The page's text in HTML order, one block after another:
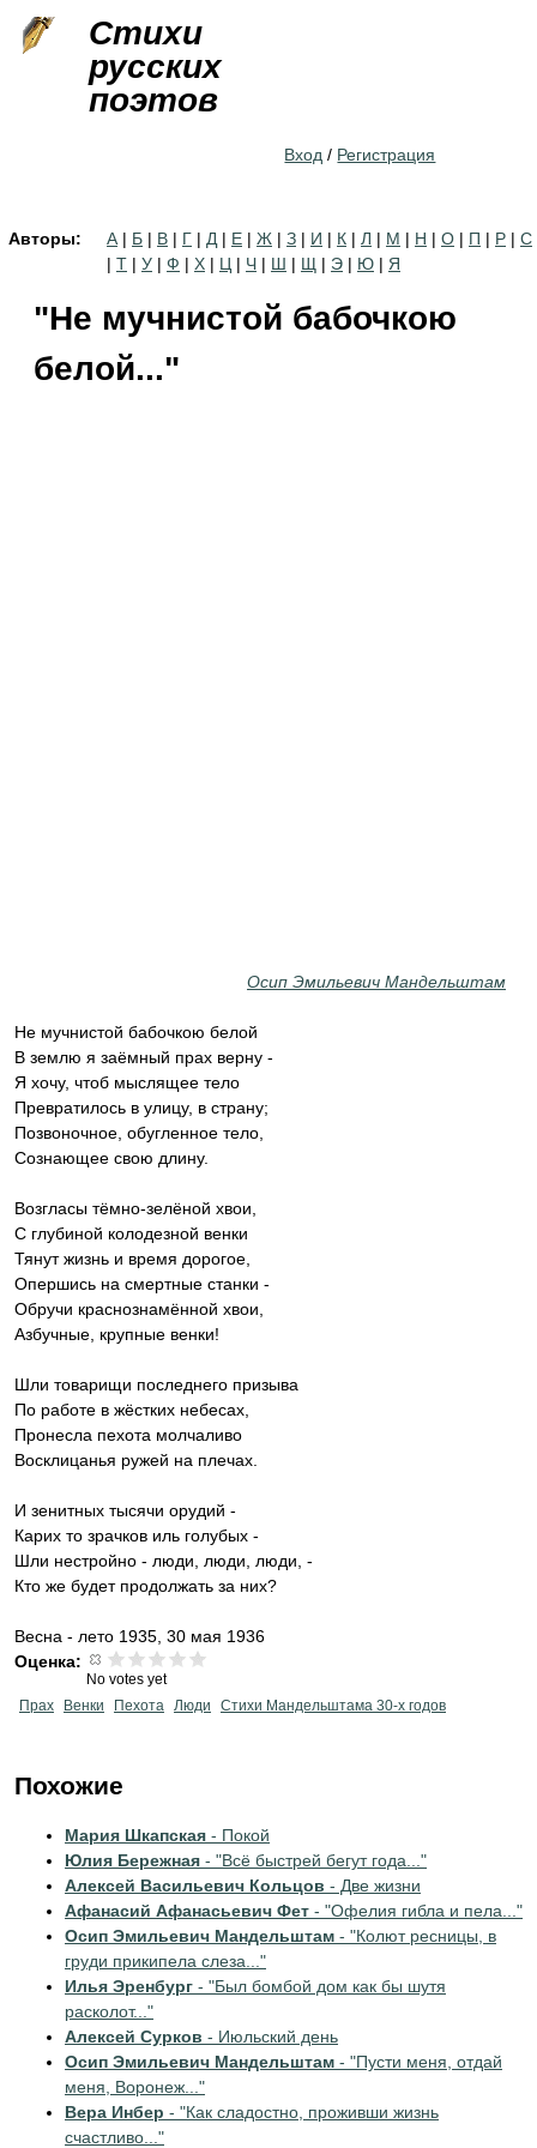
Стихи
русских
поэтов
Вход / Регистрация
Авторы: А | Б | В | Г | Д | Е | Ж | З | И | К | Л | М | Н | О | П | Р | С
| Т | У | Ф | Х | Ц | Ч | Ш | Щ | Э | Ю | Я
"Не мучнистой бабочкою
белой..."
Осип Эмильевич Мандельштам
Не мучнистой бабочкою белой
В землю я заёмный прах верну -
Я хочу, чтоб мыслящее тело
Превратилось в улицу, в страну;
Позвоночное, обугленное тело,
Сознающее свою длину.
Возгласы тёмно-зелёной хвои,
С глубиной колодезной венки
Тянут жизнь и время дорогое,
Опершись на смертные станки -
Обручи краснознамённой хвои,
Азбучные, крупные венки!
Шли товарищи последнего призыва
По работе в жёстких небесах,
Пронесла пехота молчаливо
Восклицанья ружей на плечах.
И зенитных тысячи орудий -
Карих то зрачков иль голубых -
Шли нестройно - люди, люди, люди, -
Кто же будет продолжать за них?
Весна - лето 1935, 30 мая 1936
Оценка:
No votes yet
Прах
Венки Пехота Люди Стихи Мандельштама 30-х годов
Похожие
Мария Шкапская - Покой
Юлия Бережная - "Всё быстрей бегут года..."
Алексей Васильевич Кольцов - Две жизни
Афанасий Афанасьевич Фет - "Офелия гибла и пела..."
Осип Эмильевич Мандельштам - "Колют ресницы, в
груди прикипела слеза..."
Илья Эренбург - "Был бомбой дом как бы шутя
расколот..."
Алексей Сурков - Июльский день
Осип Эмильевич Мандельштам - "Пусти меня, отдай
меня, Воронеж..."
Вера Инбер - "Как сладостно, проживши жизнь
счастливо..."